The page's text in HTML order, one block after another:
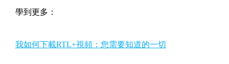
學到更多：
我如何下載RTL+視頻：您需要知道的一切